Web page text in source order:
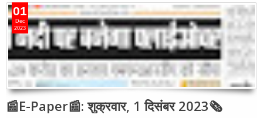
01
Dec
2023
📰E-Paper📰: शुक्रवार, 1 दिसंबर 2023🗞